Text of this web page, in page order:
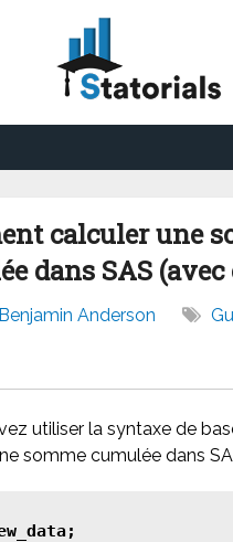
calculer une
dans SAS
Anderson
utiliser la syntaxe de
somme cumulée dans